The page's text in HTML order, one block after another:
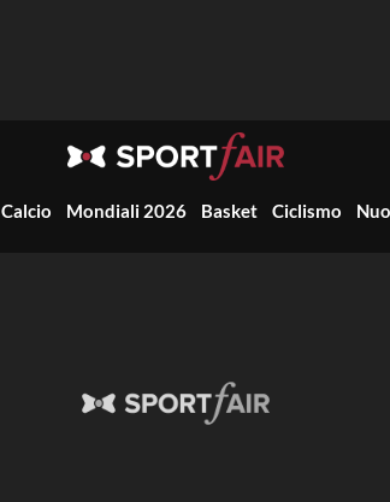
Calcio Mondiali 2026 Basket Ciclismo